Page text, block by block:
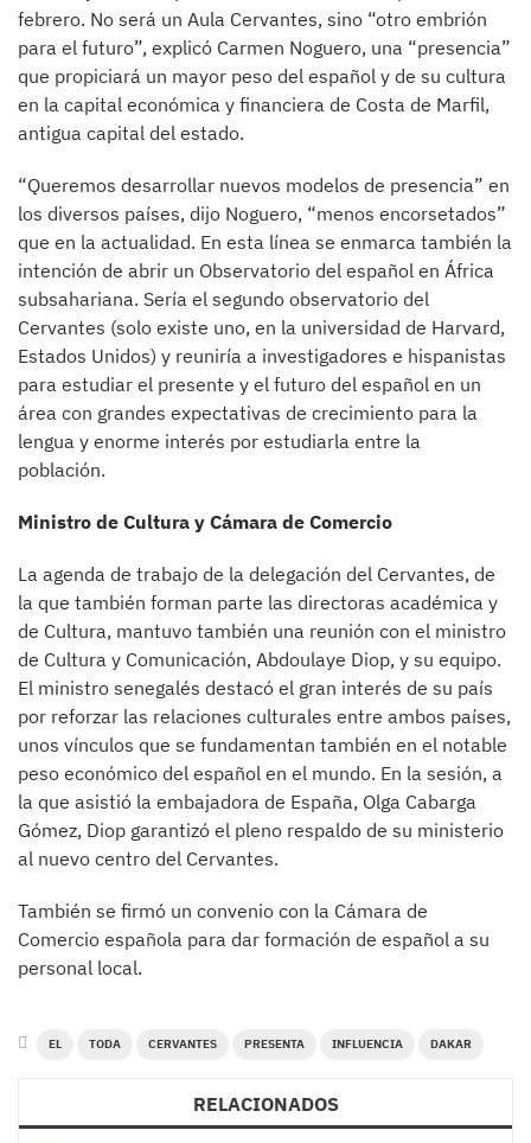
febrero. No será un Aula Cervantes, sino “otro embrión
para el futuro”, explicó Carmen Noguero, una “presencia”
que propiciará un mayor peso del español y de su cultura
en la capital económica y financiera de Costa de Marfil,
antigua capital del estado.
“Queremos desarrollar nuevos modelos de presencia” en
los diversos países, dijo Noguero, “menos encorsetados”
que en la actualidad. En esta línea se enmarca también la
intención de abrir un Observatorio del español en África
subsahariana. Sería el segundo observatorio del
Cervantes (solo existe uno, en la universidad de Harvard,
Estados Unidos) y reuniría a investigadores e hispanistas
para estudiar el presente y el futuro del español en un
área con grandes expectativas de crecimiento para la
lengua y enorme interés por estudiarla entre la
población.
Ministro de Cultura y Cámara de Comercio
La agenda de trabajo de la delegación del Cervantes, de
la que también forman parte las directoras académica y
de Cultura, mantuvo también una reunión con el ministro
de Cultura y Comunicación, Abdoulaye Diop, y su equipo.
El ministro senegalés destacó el gran interés de su país
por reforzar las relaciones culturales entre ambos países,
unos vínculos que se fundamentan también en el notable
peso económico del español en el mundo. En la sesión, a
la que asistió la embajadora de España, Olga Cabarga
Gómez, Diop garantizó el pleno respaldo de su ministerio
al nuevo centro del Cervantes.
También se firmó un convenio con la Cámara de
Comercio española para dar formación de español a su
personal local.
EL TODA CERVANTES PRESENTA INFLUENCIA DAKAR
RELACIONADOS